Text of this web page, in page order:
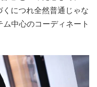
につれ全然普通じゃな
中心のコーディネート